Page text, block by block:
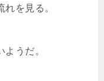
を見る。
うだ。